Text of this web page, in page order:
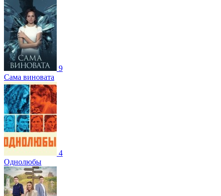
9
Сама виновата
4
Однолюбы